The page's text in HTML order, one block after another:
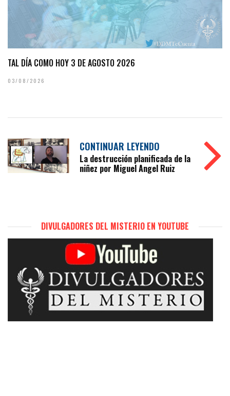
TAL DÍA COMO HOY 3 DE AGOSTO 2026
03/08/2026
CONTINUAR LEYENDO
La destrucción planificada de la
niñez por Miguel Angel Ruiz
DIVULGADORES DEL MISTERIO EN YOUTUBE